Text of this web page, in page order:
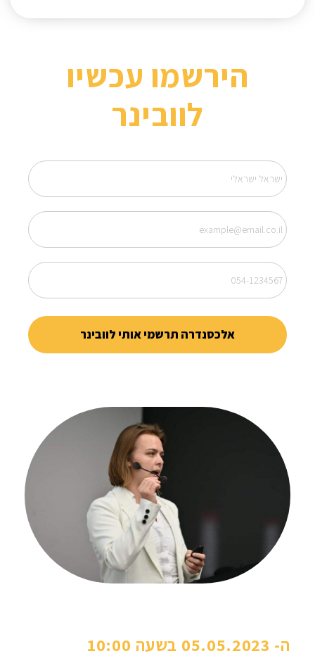
הירשמו עכשיו
לוובינר
ה- 05.05.2023 בשעה 10:00